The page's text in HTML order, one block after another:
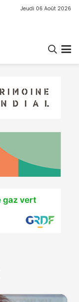
Jeudi 06 Août 2026